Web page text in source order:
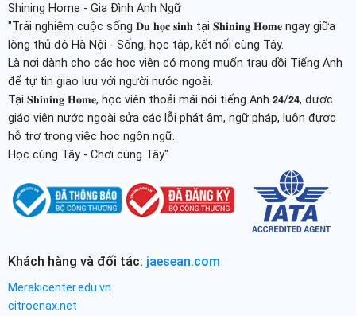
Shining Home - Gia Đình Anh Ngữ
"Trải nghiệm cuộc sống 𝐃𝐮 𝐡𝐨̣𝐜 𝐬𝐢𝐧𝐡 tại 𝐒𝐡𝐢𝐧𝐢𝐧𝐠 𝐇𝐨𝐦𝐞 ngay giữa
lòng thủ đô Hà Nội - Sống, học tập, kết nối cùng Tây.
Là nơi dành cho các học viên có mong muốn trau dồi Tiếng Anh
để tự tin giao lưu với người nước ngoài.
Tại 𝐒𝐡𝐢𝐧𝐢𝐧𝐠 𝐇𝐨𝐦𝐞, học viên thoải mái nói tiếng Anh 𝟮𝟰/𝟮𝟰, được
giáo viên nước ngoài sửa các lỗi phát âm, ngữ pháp, luôn được
hỗ trợ trong việc học ngôn ngữ.
Học cùng Tây - Chơi cùng Tây"
Khách hàng và đối tác: jaesean.com
Merakicenter.edu.vn
citroenax.net